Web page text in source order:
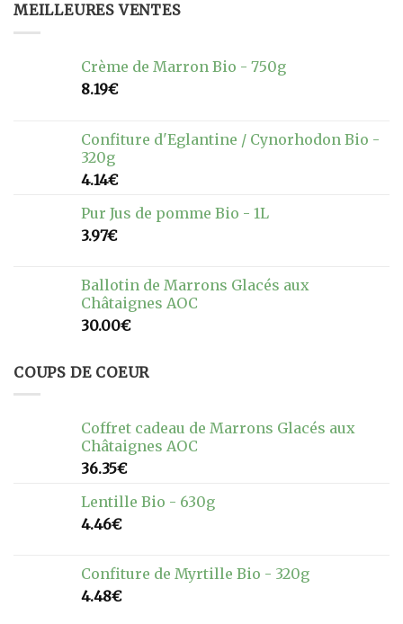
MEILLEURES VENTES
Crème de Marron Bio - 750g
8.19€
Confiture d'Eglantine / Cynorhodon Bio -
320g
4.14€
Pur Jus de pomme Bio - 1L
3.97€
Ballotin de Marrons Glacés aux
Châtaignes AOC
30.00€
COUPS DE COEUR
Coffret cadeau de Marrons Glacés aux
Châtaignes AOC
36.35€
Lentille Bio - 630g
4.46€
Confiture de Myrtille Bio - 320g
4.48€